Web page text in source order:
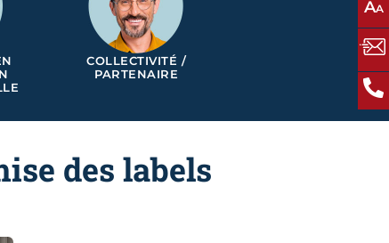
AA
COLLECTIVITÉ /
PARTENAIRE
des labels